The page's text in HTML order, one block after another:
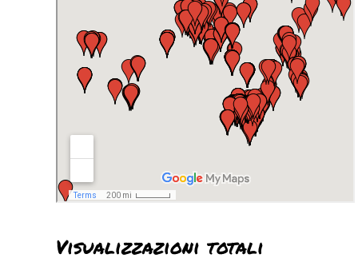
Visualizzazioni totali